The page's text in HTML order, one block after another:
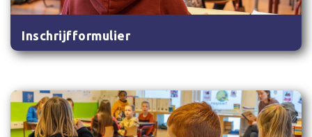
Inschrijfformulier